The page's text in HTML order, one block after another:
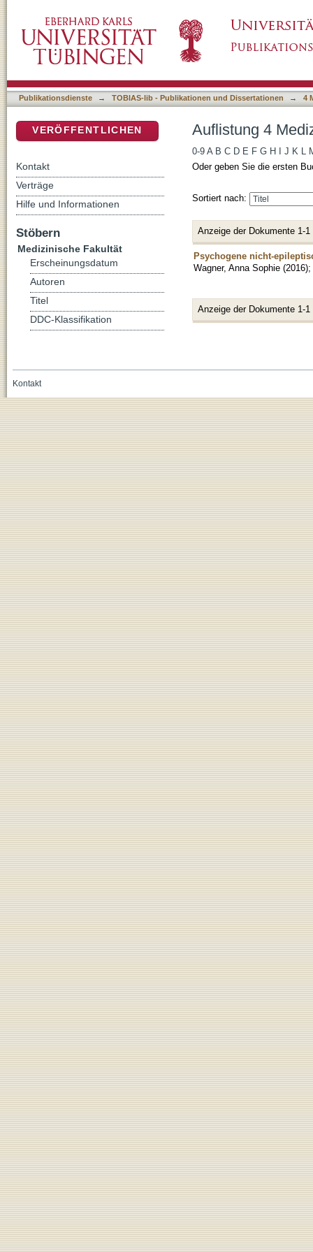
Publikationsdienste → TOBIAS-lib - Publikationen und Dissertationen → 4
Auflistung 4
0-9 A B C D E F G H J K L
Oder geben Sie die ersten
Sortiert nach:
Anzeige der Dokumente 1-1
Psychogene nicht-
Wagner, Anna Sophie (2016);
Anzeige der Dokumente 1-1
VERÖFFENTLICHEN
Kontakt
Verträge
Hilfe und Informationen
Stöbern
Medizinische Fakultät
Erscheinungsdatum
Autoren
Titel
DDC-Klassifikation
Kontakt